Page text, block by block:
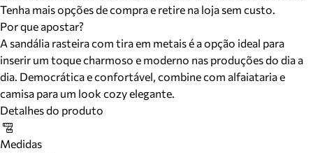
Tenha mais opções de compra e retire na loja sem custo.
Por que apostar?
A sandália rasteira com tira em metais é a opção ideal para
inserir um toque charmoso e moderno nas produções do dia a
dia. Democrática e confortável, combine com alfaiataria e
camisa para um look cozy elegante.
Detalhes do produto
Medidas